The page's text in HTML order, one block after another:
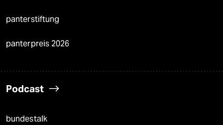
panterstiftung
panterpreis 2026
Podcast
bundestalk